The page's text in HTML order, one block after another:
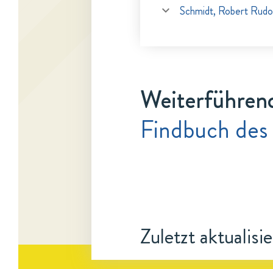
Schmidt, Robert
Findbuch
Zuletzt